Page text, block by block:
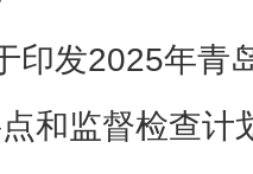
印发2025年青
和监督检查计